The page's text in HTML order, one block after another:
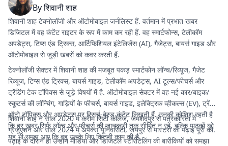
Byशिवानी शाह
शिवानी शाह टेक्नोलॉजी और ऑटोमोबाइल जर्नलिस्ट हैं. वर्तमान में प्रभात खबर
डिजिटल में वह कंटेंट राइटर के रूप में काम कर रही हैं. वह स्मार्टफोन्स, टेलीकॉम
अपडेट्स, टिप्स एंड ट्रिक्स, आर्टिफिशियल इंटेलिजेंस (AI), गैजेट्स, बायर्स गाइड और
ऑटोमोबाइल से जुड़ी खबरों को कवर करती हैं.
टेक्नोलॉजी सेक्टर में शिवानी शाह की मजबूत पकड़ स्मार्टफोन लॉन्च/रिव्यूज, गैजेट
रिव्यूज, टिप्स एंड ट्रिक्स, बायर्स गाइड, टेलीकॉम अपडेट्स, AI टूल्स/फीचर्स और
ट्रेंडिंग टेक टॉपिक्स से जुड़े विषयों में है. ऑटोमोबाइल सेक्टर में वह नई कार/बाइक/
स्कूटर्स की लॉन्चिंग, गाड़ियों के फीचर्स, बायर्स गाइड, इलेक्ट्रिक व्हीकल्स (EV), ट्रेंडिंग
ऑटो टॉपिक्स और अपडेट्स पर रिसर्च-बेस्ड कंटेंट लिखती हैं. उनकी कोशिश रहती है
कि हर खबर सिर्फ लॉन्च और फीचर्स की जानकारी तक सीमित न रहे, बल्कि पाठकों को
यह भी समझ आए कि वह उनके लिए कितनी काम की है.
शिवानी शाह ने साल 2020 में करीम सिटी कॉलेज, जमशेदपुर से पत्रकारिता में
ग्रेजुएशन और साल 2024 में अपेक्स यूनिवर्सिटी, जयपुर से मास्टर्स की पढ़ाई पूरी की.
पढ़ाई के दौरान ही उन्होंने मीडिया और डिजिटल स्टोरीटेलिंग की बारीकियों को समझा